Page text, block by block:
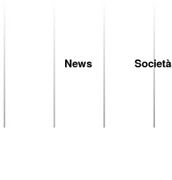
News Società